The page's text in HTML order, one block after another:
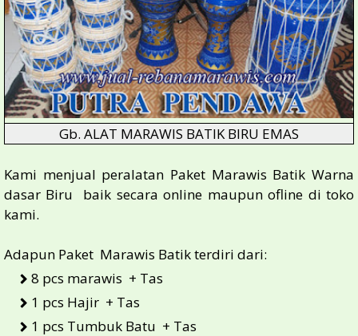
Gb. ALAT MARAWIS BATIK BIRU EMAS
Kami menjual peralatan Paket Marawis Batik Warna
dasar Biru baik secara online maupun ofline di toko
kami.
Adapun Paket Marawis Batik terdiri dari:
8 pcs marawis + Tas
1 pcs Hajir + Tas
1 pcs Tumbuk Batu + Tas